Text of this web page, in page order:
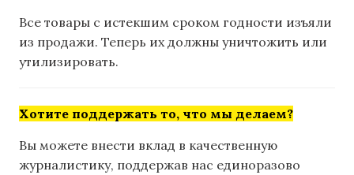
Все товары с истекшим сроком годности изъяли
из продажи. Теперь их должны уничтожить или
утилизировать.
Хотите поддержать то, что мы делаем?
Вы можете внести вклад в качественную
журналистику, поддержав нас единоразово